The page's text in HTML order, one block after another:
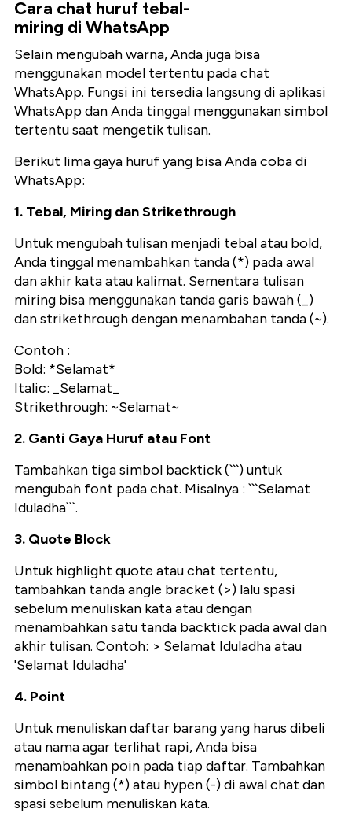
Cara chat huruf tebal-
miring di WhatsApp
Selain mengubah warna, Anda juga bisa
menggunakan model tertentu pada chat
WhatsApp. Fungsi ini tersedia langsung di aplikasi
WhatsApp dan Anda tinggal menggunakan simbol
tertentu saat mengetik tulisan.
Berikut lima gaya huruf yang bisa Anda coba di
WhatsApp:
1. Tebal, Miring dan Strikethrough
Untuk mengubah tulisan menjadi tebal atau bold,
Anda tinggal menambahkan tanda (*) pada awal
dan akhir kata atau kalimat. Sementara tulisan
miring bisa menggunakan tanda garis bawah (_)
dan strikethrough dengan menambahan tanda (~).
Contoh :
Bold: *Selamat*
Italic: _Selamat_
Strikethrough: ~Selamat~
2. Ganti Gaya Huruf atau Font
Tambahkan tiga simbol backtick (```) untuk
mengubah font pada chat. Misalnya : ```Selamat
Iduladha```.
3. Quote Block
Untuk highlight quote atau chat tertentu,
tambahkan tanda angle bracket (>) lalu spasi
sebelum menuliskan kata atau dengan
menambahkan satu tanda backtick pada awal dan
akhir tulisan. Contoh: > Selamat Iduladha atau
'Selamat Iduladha'
4. Point
Untuk menuliskan daftar barang yang harus dibeli
atau nama agar terlihat rapi, Anda bisa
menambahkan poin pada tiap daftar. Tambahkan
simbol bintang (*) atau hypen (-) di awal chat dan
spasi sebelum menuliskan kata.